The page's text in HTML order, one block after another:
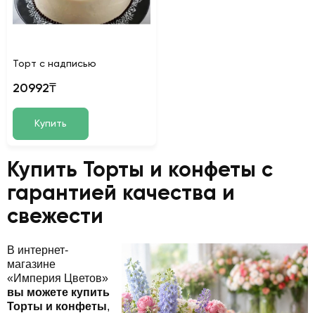
Торт с надписью
20992₸
Купить
Купить Торты и конфеты с
гарантией качества и
свежести
В интернет-
магазине
«Империя Цветов»
вы можете купить
Торты и конфеты,